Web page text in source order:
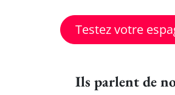
Testez votre
Ils parlent de